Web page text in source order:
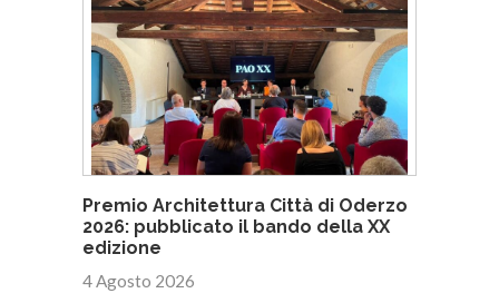
Premio Architettura Città di Oderzo
2026: pubblicato il bando della XX
edizione
4 Agosto 2026